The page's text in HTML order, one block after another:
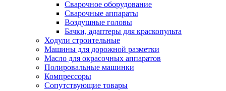
Сварочное оборудование
Сварочные аппараты
Воздушные головы
Бачки, адаптеры для краскопульта
Ходули строительные
Машины для дорожной разметки
Масло для окрасочных аппаратов
Полировальные машинки
Компрессоры
Сопутствующие товары